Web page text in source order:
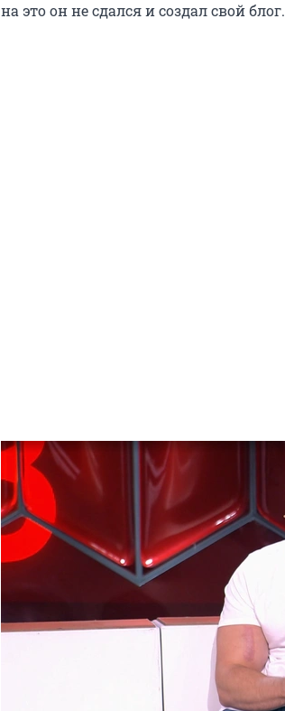
на это он не сдался и создал свой блог.